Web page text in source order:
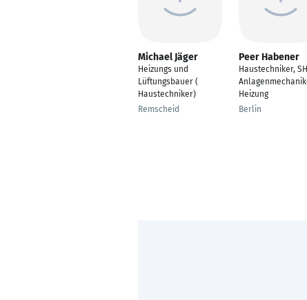
Michael Jäger
Heizungs und
Lüftungsbauer (
Haustechniker)
Remscheid
Peer Habener
Haustechniker,
Heizung
Berlin